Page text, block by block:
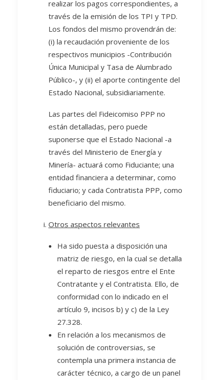
realizar los pagos correspondientes, a
través de la emisión de los TPI y TPD.
Los fondos del mismo provendrán de:
(i) la recaudación proveniente de los
respectivos municipios -Contribución
Única Municipal y Tasa de Alumbrado
Público-, y (ii) el aporte contingente del
Estado Nacional, subsidiariamente.
Las partes del Fideicomiso PPP no
están detalladas, pero puede
suponerse que el Estado Nacional -a
través del Ministerio de Energía y
Minería- actuará como Fiduciante; una
entidad financiera a determinar, como
fiduciario; y cada Contratista PPP, como
beneficiario del mismo.
Otros aspectos relevantes
Ha sido puesta a disposición una
matriz de riesgo, en la cual se detalla
el reparto de riesgos entre el Ente
Contratante y el Contratista. Ello, de
conformidad con lo indicado en el
artículo 9, incisos b) y c) de la Ley
27.328.
En relación a los mecanismos de
solución de controversias, se
contempla una primera instancia de
carácter técnico, a cargo de un panel